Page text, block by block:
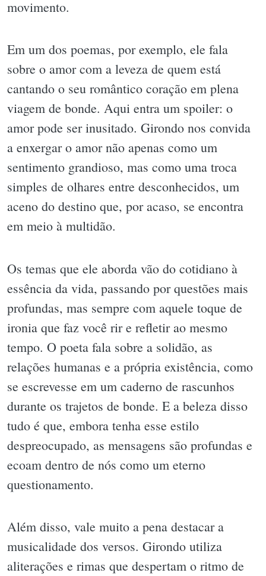
movimento.
Em um dos poemas, por exemplo, ele fala
sobre o amor com a leveza de quem está
cantando o seu romântico coração em plena
viagem de bonde. Aqui entra um spoiler: o
amor pode ser inusitado. Girondo nos convida
a enxergar o amor não apenas como um
sentimento grandioso, mas como uma troca
simples de olhares entre desconhecidos, um
aceno do destino que, por acaso, se encontra
em meio à multidão.
Os temas que ele aborda vão do cotidiano à
essência da vida, passando por questões mais
profundas, mas sempre com aquele toque de
ironia que faz você rir e refletir ao mesmo
tempo. O poeta fala sobre a solidão, as
relações humanas e a própria existência, como
se escrevesse em um caderno de rascunhos
durante os trajetos de bonde. E a beleza disso
tudo é que, embora tenha esse estilo
despreocupado, as mensagens são profundas e
ecoam dentro de nós como um eterno
questionamento.
Além disso, vale muito a pena destacar a
musicalidade dos versos. Girondo utiliza
aliterações e rimas que despertam o ritmo de